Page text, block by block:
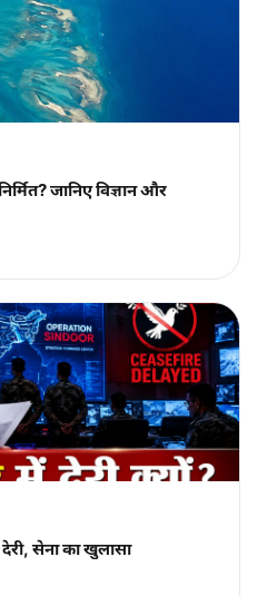
जानिए विज्ञान और
सेना का खुलासा